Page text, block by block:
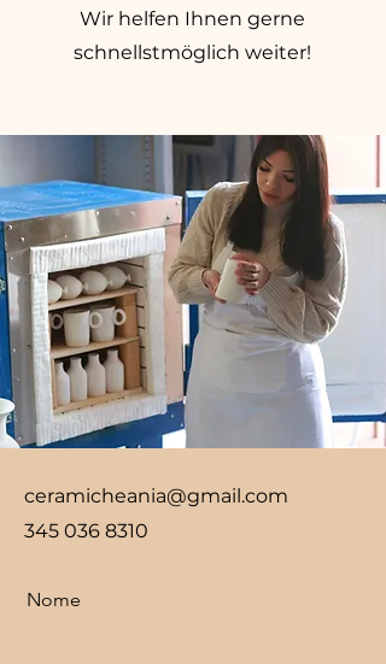
Wir helfen Ihnen gerne
schnellstmöglich weiter!
ceramicheania@gmail.com
345 036 8310
Nome